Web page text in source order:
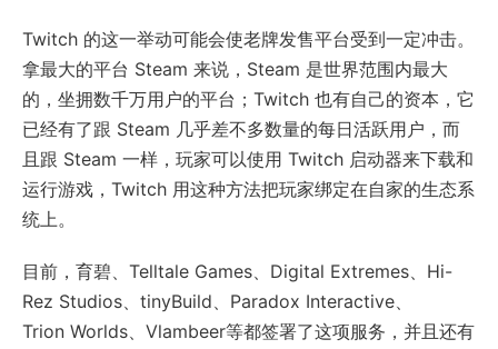
Twitch 的这一举动可能会使老牌发售平台受到一定冲击。
拿最大的平台 Steam 来说，Steam 是世界范围内最大
的，坐拥数千万用户的平台；Twitch 也有自己的资本，它
已经有了跟 Steam 几乎差不多数量的每日活跃用户，而
且跟 Steam 一样，玩家可以使用 Twitch 启动器来下载和
运行游戏，Twitch 用这种方法把玩家绑定在自家的生态系
统上。
目前，育碧、Telltale Games、Digital Extremes、Hi-
Rez Studios、tinyBuild、Paradox Interactive、
Trion Worlds、Vlambeer等都签署了这项服务，并且还有